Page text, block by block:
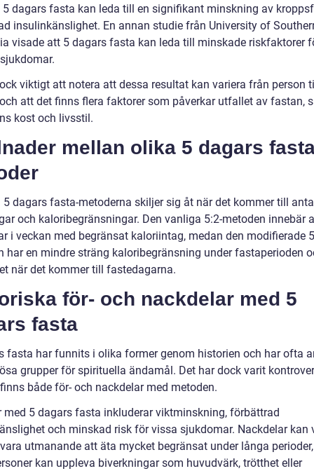
dagars fasta kan leda till en signifikant minskning av
insulinkänslighet. En annan studie från University of
visade att 5 dagars fasta kan leda till minskade riskfaktorer
viktigt att notera att dessa resultat kan variera från person
att det finns flera faktorer som påverkar utfallet av fastan,
kost och livsstil.
mellan olika 5 dagars
5 dagars fasta-metoderna skiljer sig åt när det kommer till
och kaloribegränsningar. Den vanliga 5:2-metoden innebär
i veckan med begränsat kaloriintag, medan den modifierade
har en mindre sträng kaloribegränsning under fastaperioden
när det kommer till fastedagarna.
för- och nackdelar med 5
fasta
fasta har funnits i olika former genom historien och har ofta
grupper för spirituella ändamål. Det har dock varit
både för- och nackdelar med metoden.
med 5 dagars fasta inkluderar viktminskning, förbättrad
och minskad risk för vissa sjukdomar. Nackdelar kan
utmanande att äta mycket begränsat under långa
kan uppleva biverkningar som huvudvärk, trötthet eller